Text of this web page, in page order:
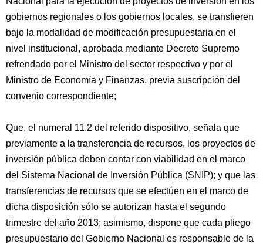
gobiernos regionales o los gobiernos locales, se transfieren
bajo la modalidad de modificación presupuestaria en el
nivel institucional, aprobada mediante Decreto Supremo
refrendado por el Ministro del sector respectivo y por el
Ministro de Economía y Finanzas, previa suscripción del
convenio correspondiente;
Que, el numeral 11.2 del referido dispositivo, señala que
previamente a la transferencia de recursos, los proyectos de
inversión pública deben contar con viabilidad en el marco
del Sistema Nacional de Inversión Pública (SNIP); y que las
transferencias de recursos que se efectúen en el marco de
dicha disposición sólo se autorizan hasta el segundo
trimestre del año 2013; asimismo, dispone que cada pliego
presupuestario del Gobierno Nacional es responsable de la